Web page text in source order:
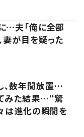
…夫「俺に全部
妻が目を疑った
、数年間放置…
みた結果…“驚
は進化の瞬間を